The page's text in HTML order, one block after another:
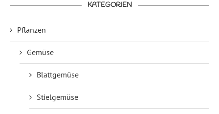
KATEGORIEN
Pflanzen
Gemüse
Blattgemüse
Stielgemüse